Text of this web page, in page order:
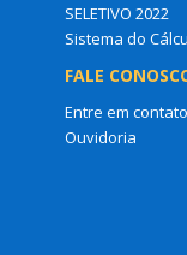
SELETIVO 2022
Sistema do
FALE
Entre em contato
Ouvidoria